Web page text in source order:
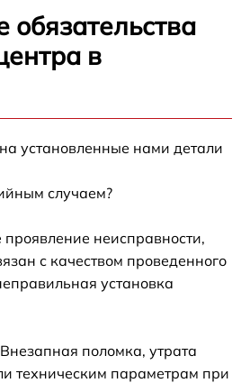
обязательства
в
установленные нами детали
случаем?
неисправности,
с качеством проведенного
установка
поломка, утрата
техническим параметрам при